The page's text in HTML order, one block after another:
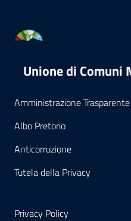
Unione di Comuni
Amministrazione Trasparente
Albo Pretorio
Anticorruzione
Tutela della Privacy
Privacy Policy